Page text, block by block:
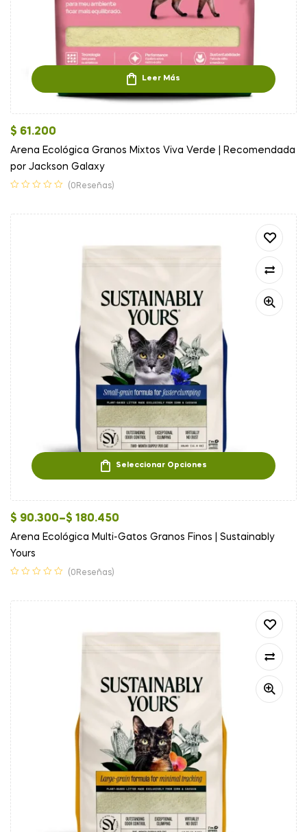
Leer Más
$ 61.200
Arena Ecológica Granos Mixtos Viva Verde | Recomendada
por Jackson Galaxy
(0Reseñas)
Seleccionar Opciones
$ 90.300–$ 180.450
Arena Ecológica Multi-Gatos Granos Finos | Sustainably
Yours
(0Reseñas)